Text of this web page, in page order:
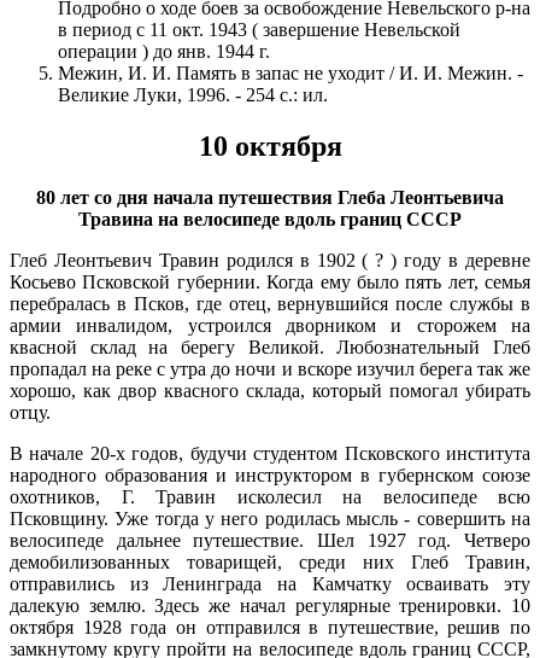
Подробно о ходе боев за освобождение Невельского р-на
в период с 11 окт. 1943 ( завершение Невельской
операции ) до янв. 1944 г.
Межин, И. И. Память в запас не уходит / И. И. Межин. -
Великие Луки, 1996. - 254 с.: ил.
10 октября
80 лет со дня начала путешествия Глеба Леонтьевича
Травина на велосипеде вдоль границ СССР
Глеб Леонтьевич Травин родился в 1902 ( ? ) году в деревне
Косьево Псковской губернии. Когда ему было пять лет, семья
перебралась в Псков, где отец, вернувшийся после службы в
армии инвалидом, устроился дворником и сторожем на
квасной склад на берегу Великой. Любознательный Глеб
пропадал на реке с утра до ночи и вскоре изучил берега так же
хорошо, как двор квасного склада, который помогал убирать
отцу.
В начале 20-х годов, будучи студентом Псковского института
народного образования и инструктором в губернском союзе
охотников, Г. Травин исколесил на велосипеде всю
Псковщину. Уже тогда у него родилась мысль - совершить на
велосипеде дальнее путешествие. Шел 1927 год. Четверо
демобилизованных товарищей, среди них Глеб Травин,
отправились из Ленинграда на Камчатку осваивать эту
далекую землю. Здесь же начал регулярные тренировки. 10
октября 1928 года он отправился в путешествие, решив по
замкнутому кругу пройти на велосипеде вдоль границ СССР,